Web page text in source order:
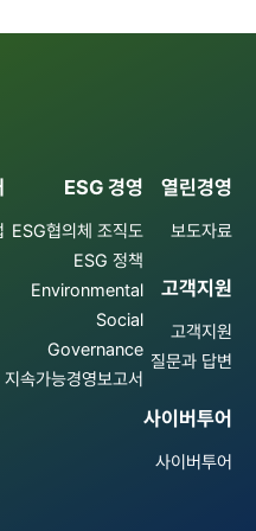
ESG 경영
ESG협의체 조직도
ESG 정책
Environmental
Social
Governance
지속가능경영보고서
열린경영
보도자료
고객지원
고객지원
질문과 답변
사이버투어
사이버투어